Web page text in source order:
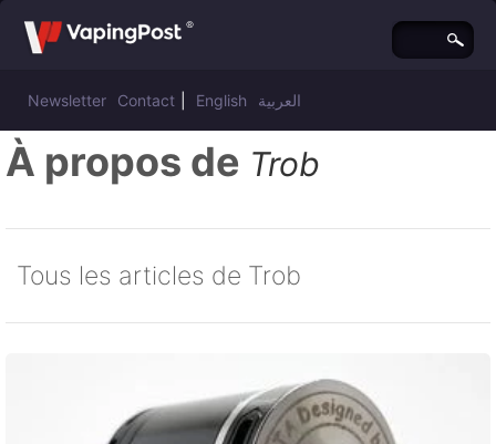
Newsletter Contact English العربية
À propos de Trob
Tous les articles de Trob